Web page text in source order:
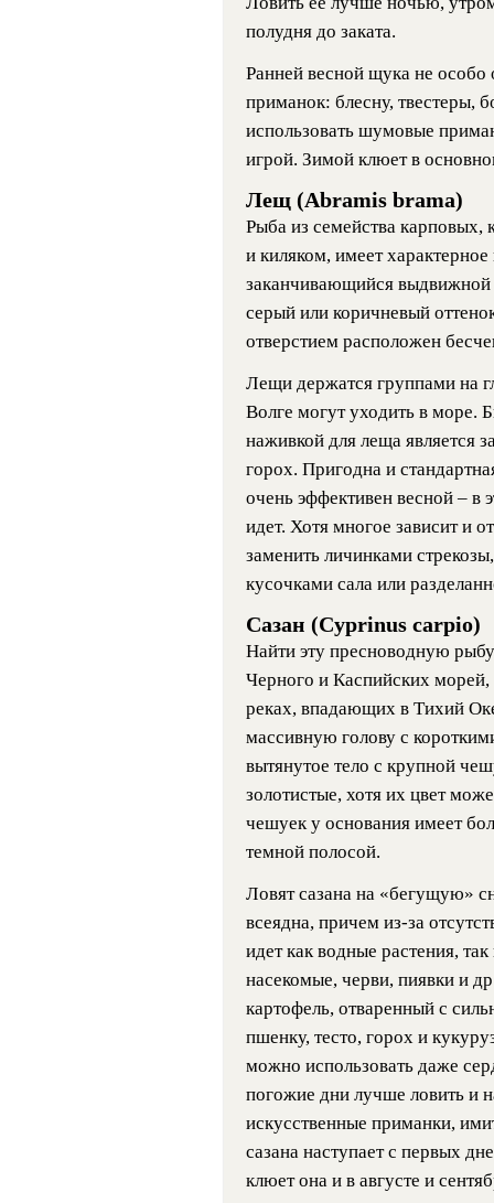
полудня до заката.
Ранней весной щука не особо
приманок: блесну, твестеры,
использовать шумовые
игрой. Зимой клюет в
Лещ (Abramis brama)
Рыба из семейства
и киляком, имеет
заканчивающийся выдвижной
серый или коричневый
отверстием расположен
Лещи держатся группами на
Волге могут уходить в море.
наживкой для леща является
горох. Пригодна и
очень эффективен весной – в
идет. Хотя многое зависит и
заменить личинками
кусочками сала или
Сазан (Cyprinus carpio)
Найти эту пресноводную
Черного и Каспийских
реках, впадающих в Тихий
массивную голову с
вытянутое тело с крупной
золотистые, хотя их цвет
чешуек у основания имеет
темной полосой.
Ловят сазана на «бегущую»
всеядна, причем из-за
идет как водные растения,
насекомые, черви, пиявки и
картофель, отваренный с
пшенку, тесто, горох и
можно использовать даже
погожие дни лучше ловить и
искусственные приманки,
сазана наступает с первых
клюет она и в августе и